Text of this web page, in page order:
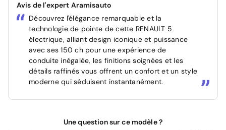
Avis de l'expert Aramisauto
Découvrez l'élégance remarquable et la
technologie de pointe de cette RENAULT 5
électrique, alliant design iconique et puissance
avec ses 150 ch pour une expérience de
conduite inégalée, les finitions soignées et les
détails raffinés vous offrent un confort et un style
moderne qui séduisent instantanément.
Une question sur ce modèle ?